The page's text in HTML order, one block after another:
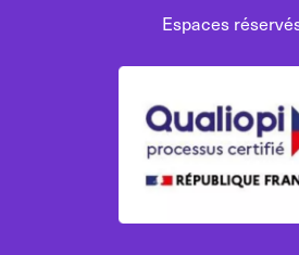
Espaces